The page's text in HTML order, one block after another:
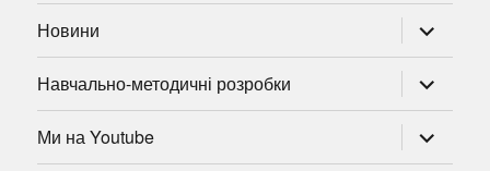
Новини
підменю
Навчально-методичні розробки
підменю
Ми на Youtube
підменю